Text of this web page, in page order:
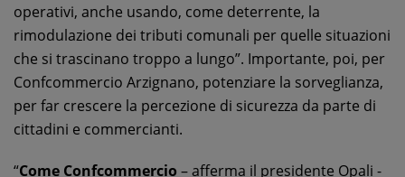
operativi, anche usando, come deterrente, la
rimodulazione dei tributi comunali per quelle situazioni
che si trascinano troppo a lungo”. Importante, poi, per
Confcommercio Arzignano, potenziare la sorveglianza,
per far crescere la percezione di sicurezza da parte di
cittadini e commercianti.
“Come Confcommercio – afferma il presidente Opali -